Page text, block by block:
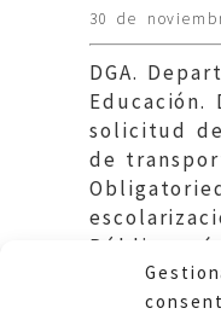
30 de
DGA.
Educación.
solicitud
de
Público
domicilio